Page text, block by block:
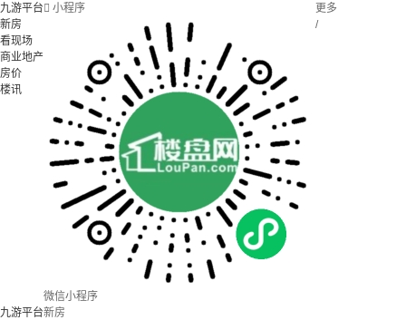
九游平台
新房
看现场
商业地产
房价
楼讯
 小程序
微信小程序
更多
/
九游平台新房